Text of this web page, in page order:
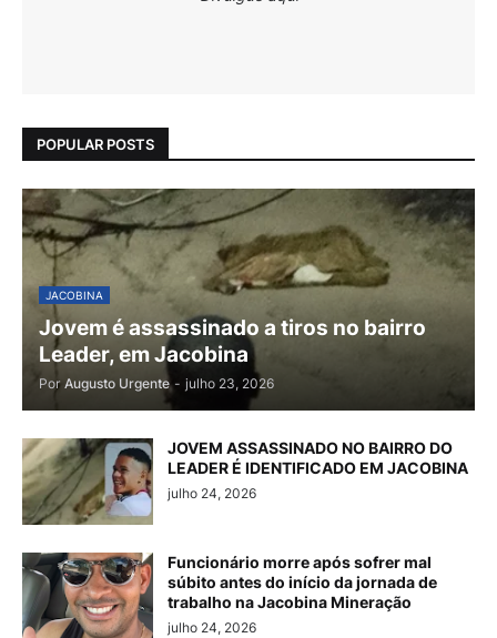
POPULAR POSTS
JACOBINA
Jovem é assassinado a tiros no bairro
Leader, em Jacobina
Por Augusto Urgente - julho 23, 2026
JOVEM ASSASSINADO NO BAIRRO DO
LEADER É IDENTIFICADO EM JACOBINA
julho 24, 2026
Funcionário morre após sofrer mal
súbito antes do início da jornada de
trabalho na Jacobina Mineração
julho 24, 2026